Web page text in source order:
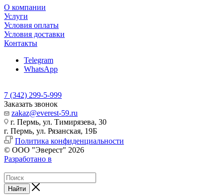
О компании
Услуги
Условия оплаты
Условия доставки
Контакты
Telegram
WhatsApp
7 (342) 299-5-999
Заказать звонок
zakaz@everest-59.ru
г. Пермь, ул. Тимирязева, 30
г. Пермь, ул. Рязанская, 19Б
Политика конфиденциальности
© ООО "Эверест" 2026
Разработано в
Найти